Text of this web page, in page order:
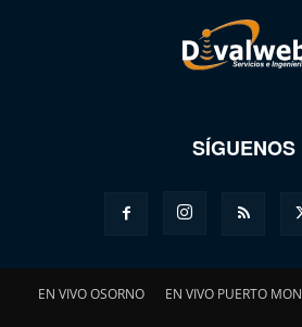
SÍGUENOS
EN VIVO OSORNO EN VIVO PUERTO